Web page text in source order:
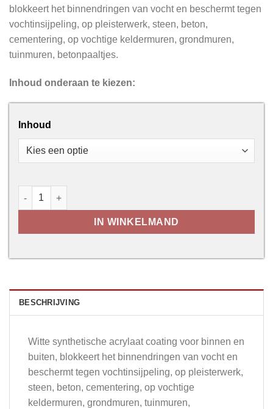
blokkeert het binnendringen van vocht en beschermt tegen
vochtinsijpeling, op pleisterwerk, steen, beton,
cementering, op vochtige keldermuren, grondmuren,
tuinmuren, betonpaaltjes.
Inhoud onderaan te kiezen:
Inhoud
Anti-vocht Grond- en Keldermuren aantal
IN WINKELMAND
BESCHRIJVING
Witte synthetische acrylaat coating voor binnen en
buiten, blokkeert het binnendringen van vocht en
beschermt tegen vochtinsijpeling, op pleisterwerk,
steen, beton, cementering, op vochtige
keldermuren, grondmuren, tuinmuren,